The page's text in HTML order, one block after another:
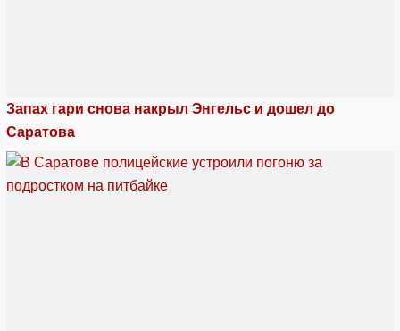
Запах гари снова накрыл Энгельс и дошел до
Саратова